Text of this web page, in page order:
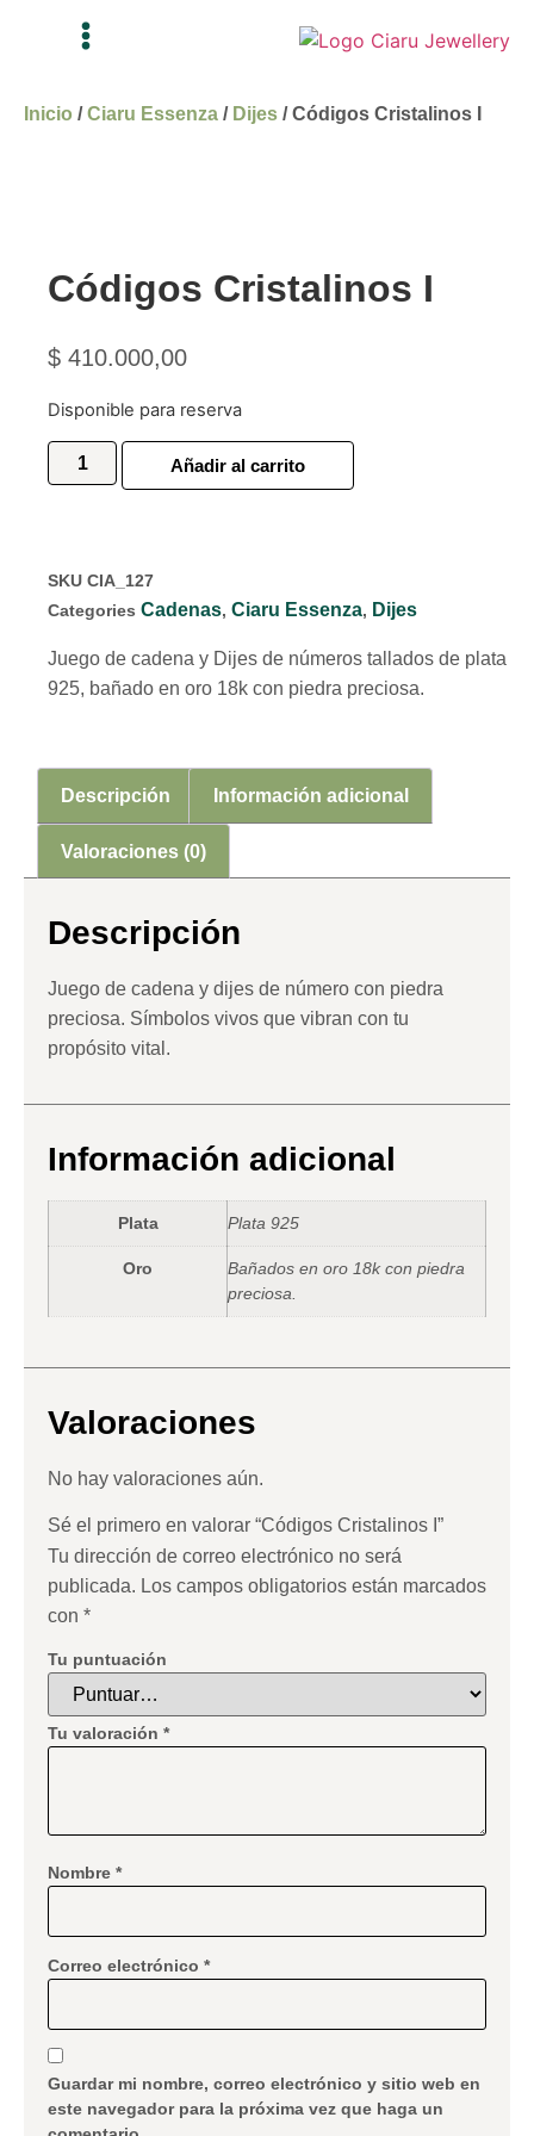
Inicio /Ciaru Essenza / Dijes / Códigos Cristalinos I
Códigos Cristalinos I
$ 410.000,00
Disponible para reserva
Añadir al carrito
SKU CIA_127
Categories Cadenas, Ciaru Essenza, Dijes
Juego de cadena y Dijes de números tallados de plata
925, bañado en oro 18k con piedra preciosa.
Descripción Información adicional
Valoraciones (0)
Descripción
Juego de cadena y dijes de número con piedra
preciosa. Símbolos vivos que vibran con tu
propósito vital.
Información adicional
Plata Plata 925
Oro
Bañados en oro 18k con piedra
preciosa.
Valoraciones
No hay valoraciones aún.
Sé el primero en valorar “Códigos Cristalinos I”
Tu dirección de correo electrónico no será
publicada. Los campos obligatorios están marcados
con *
Tu puntuación
Tu valoración *
Nombre *
Correo electrónico *
Guardar mi nombre, correo electrónico y sitio web en
este navegador para la próxima vez que haga un